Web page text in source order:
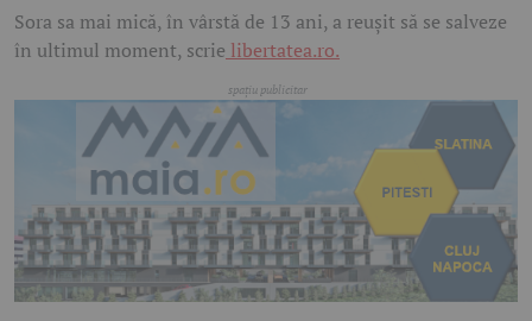
Sora sa mai mică, în vârstă de 13 ani, a reușit să se salveze
în ultimul moment, scrie libertatea.ro.